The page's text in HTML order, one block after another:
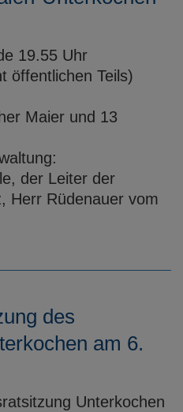
19.55 Uhr
öffentlichen Teils)
Maier und 13
der Leiter der
Herr Rüdenauer vom
des
am 6.
Unterkochen